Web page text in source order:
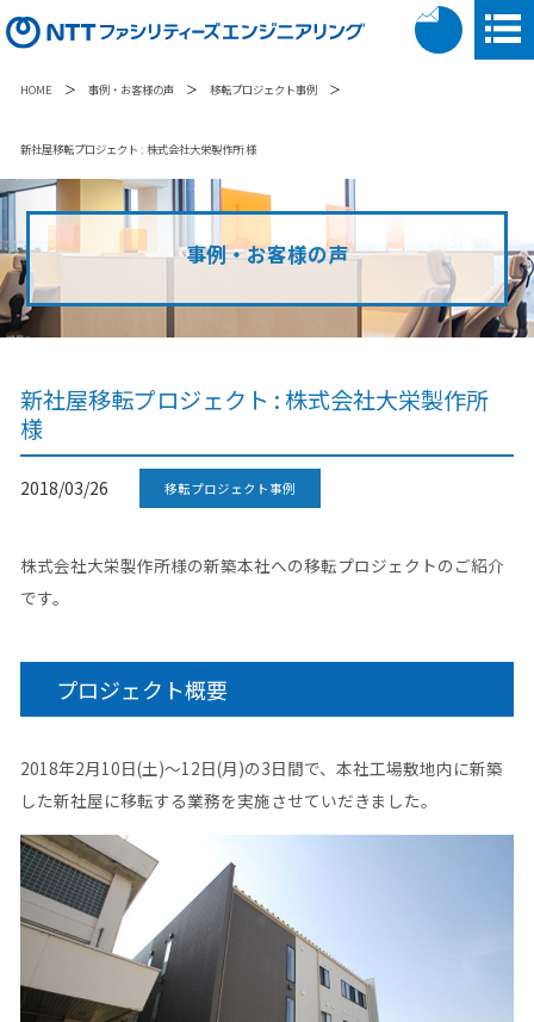
HOME ＞ 事例・お客様の声 ＞ 移転プロジェクト事例 ＞
新社屋移転プロジェクト : 株式会社大栄製作所 様
事例・お客様の声
新社屋移転プロジェクト : 株式会社大栄製作所
様
2018/03/26 移転プロジェクト事例
株式会社大栄製作所様の新築本社への移転プロジェクトのご紹介
です。
プロジェクト概要
2018年2月10日(土)～12日(月)の3日間で、本社工場敷地内に新築
した新社屋に移転する業務を実施させていだきました。